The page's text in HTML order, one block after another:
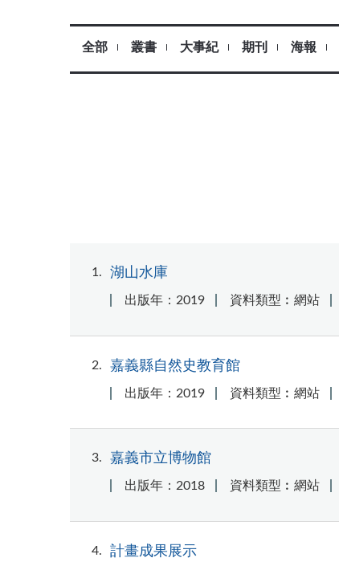
全部 叢書 大事紀 期刊 海報
1 湖山水庫
出版年：2019 資料類型︰網站
2 嘉義縣自然史教育館
出版年：2019 資料類型︰網站
3 嘉義市立博物館
出版年：2018 資料類型︰網站
4 計畫成果展示